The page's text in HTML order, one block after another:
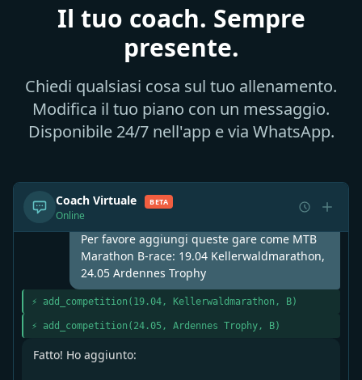
Il tuo coach. Sempre
presente.
Chiedi qualsiasi cosa sul tuo allenamento.
Modifica il tuo piano con un messaggio.
Disponibile 24/7 nell'app e via WhatsApp.
Coach Virtuale BETA
Online
Per favore aggiungi queste gare come MTB
Marathon B-race: 19.04 Kellerwaldmarathon,
24.05 Ardennes Trophy
⚡ add_competition(19.04, Kellerwaldmarathon, B)
⚡ add_competition(24.05, Ardennes Trophy, B)
Fatto! Ho aggiunto: